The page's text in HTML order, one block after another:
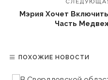
Мэрия Хочет
Часть
ПОХОЖИЕ НОВОСТИ